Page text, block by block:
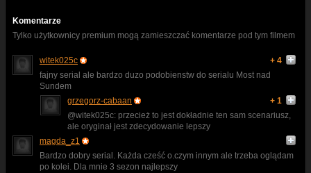
Komentarze
Tylko użytkownicy premium mogą zamieszczać komentarze pod tym filmem
witek025c
+ 4
fajny serial ale bardzo duzo podobienstw do serialu Most nad
Sundem
grzegorz-cabaan
+ 1
@witek025c: przecież to jest dokładnie ten sam scenariusz,
ale oryginał jest zdecydowanie lepszy
magda_z1
Bardzo dobry serial. Każda cześć o.czym innym ale trzeba oglądam
po kolei. Dla mnie 3 sezon najlepszy